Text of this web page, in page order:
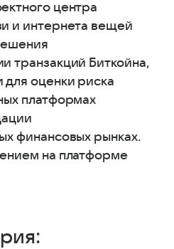
центра
и интернета вещей
транзакций Биткойна,
для оценки риска
платформах
финансовых рынках.
на платформе